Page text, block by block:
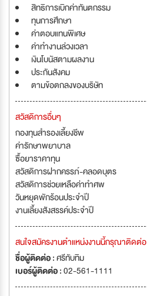
สิทธิการเบิกค่าทันตกรรม
ทุนการศึกษา
ค่าตอบแทนพิเศษ
ค่าทำงานล่วงเวลา
เงินโบนัสตามผลงาน
ประกันสังคม
ตามข้อตกลงของบริษัท
สวัสดิการอื่นๆ
กองทุนสำรองเลี้ยงชีพ
ค่ารักษาพยาบาล
ซื้อยาราคาทุน
สวัสดิการฝากครรภ์-คลอดบุตร
สวัสดิการช่วยเหลือค่าทำศพ
วันหยุดพักร้อนประจำปี
งานเลี้ยงสังสรรค์ประจำปี
สนใจสมัครงานตำแหน่งงานนี้กรุณาติดต่อ
ชื่อผู้ติดต่อ :ศรีทับทิม
เบอร์ผู้ติดต่อ :02-561-1111